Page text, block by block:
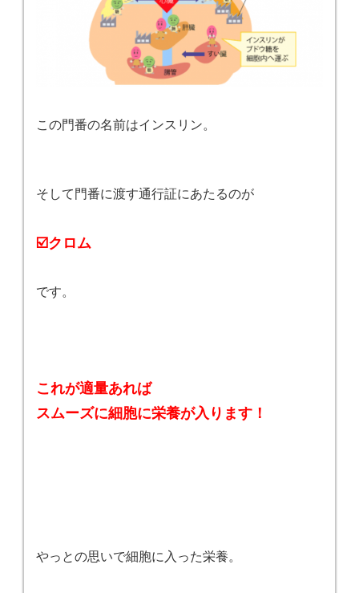
この門番の名前はインスリン。
そして門番に渡す通行証にあたるのが
☑️クロム
です。
これが適量あれば
スムーズに細胞に栄養が入ります！
やっとの思いで細胞に入った栄養。